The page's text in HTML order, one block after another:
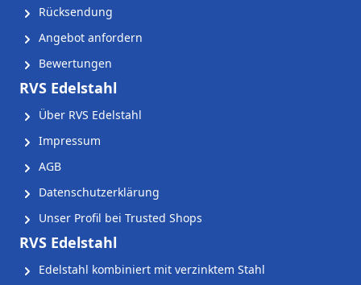
Rücksendung
Angebot anfordern
Bewertungen
RVS Edelstahl
Über RVS Edelstahl
Impressum
AGB
Datenschutzerklärung
Unser Profil bei Trusted Shops
RVS Edelstahl
Edelstahl kombiniert mit verzinktem Stahl